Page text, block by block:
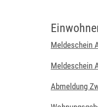
Meldeschein
Meldeschein
Abmeldung